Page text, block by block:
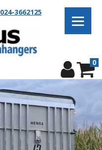
024-3662125
0